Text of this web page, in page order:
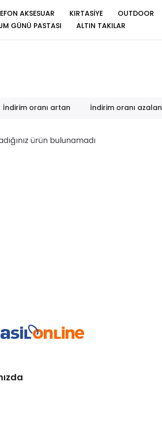
AKSESUAR KIRTASİYE OUTDOOR
GÜNÜ PASTASI
ALTIN TAKILAR
İndirim oranı artan İndirim oranı azalan
ürün bulunamadı